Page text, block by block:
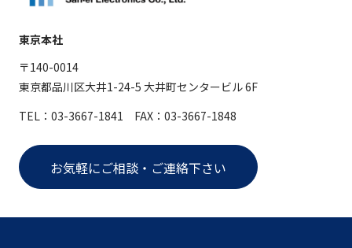
東京本社
〒140-0014
東京都品川区大井1-24-5 大井町センタービル 6F
TEL：03-3667-1841 FAX：03-3667-1848
お気軽にご相談・ご連絡下さい